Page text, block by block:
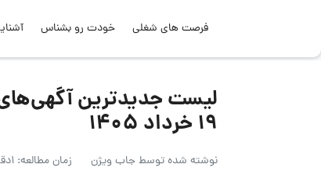
فرصت های شغلی خودت رو بشناس
لیست جدیدترین
۱۹ خرداد ۱۴۰۵
نوشته شده توسطجاب ویژن زمان مطالعه: 1دقیقه